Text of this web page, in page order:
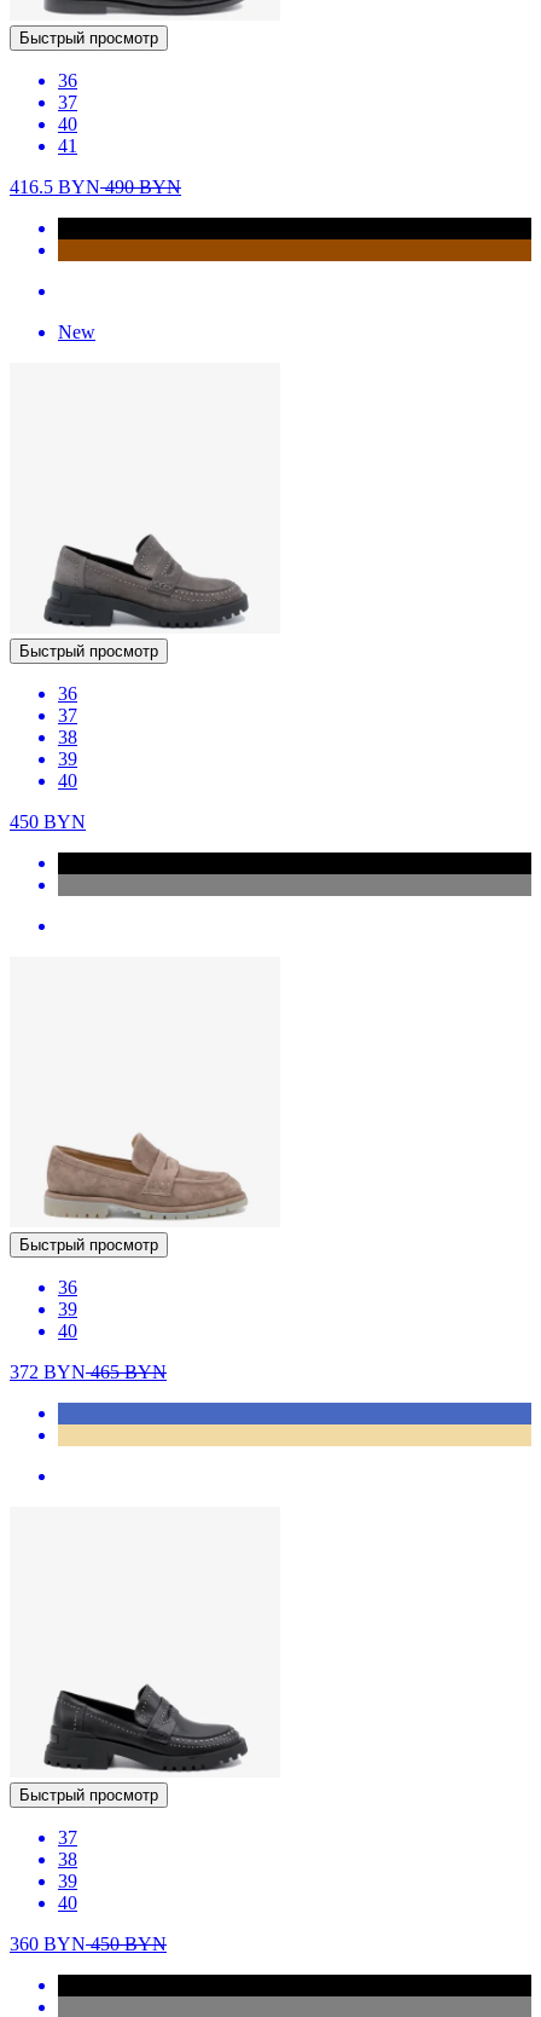
Быстрый просмотр
36
37
40
41
416.5 BYN490BYN
New
Быстрый просмотр
36
37
38
39
40
450 BYN
Быстрый просмотр
36
39
40
372 BYN465BYN
Быстрый просмотр
37
38
39
40
360 BYN450BYN